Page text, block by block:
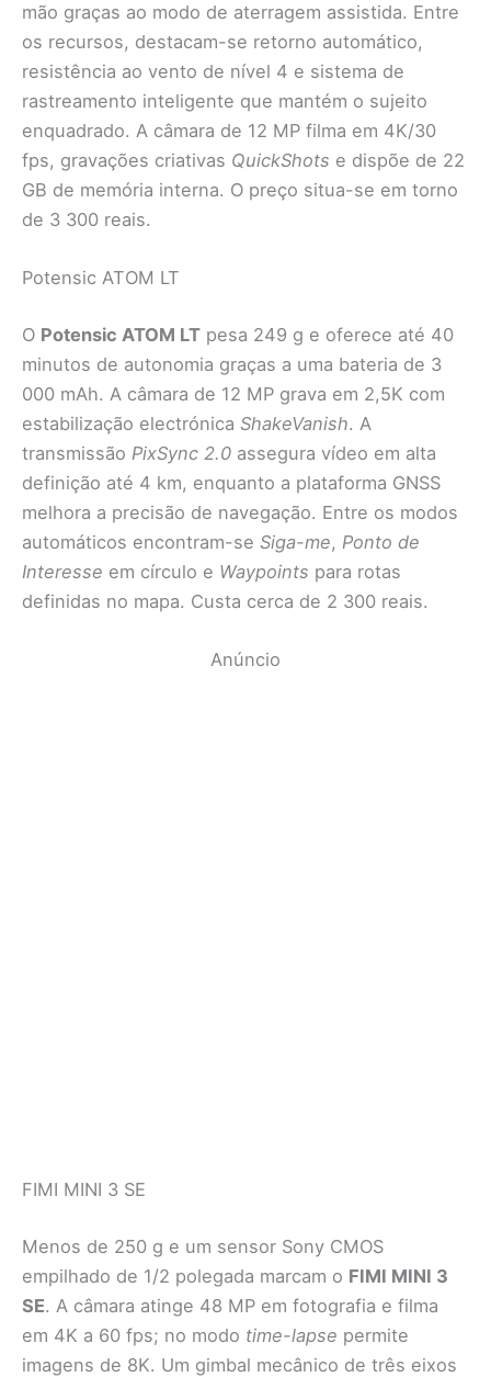
mão graças ao modo de aterragem assistida. Entre
os recursos, destacam-se retorno automático,
resistência ao vento de nível 4 e sistema de
rastreamento inteligente que mantém o sujeito
enquadrado. A câmara de 12 MP filma em 4K/30
fps, gravações criativas QuickShots e dispõe de 22
GB de memória interna. O preço situa-se em torno
de 3 300 reais.
Potensic ATOM LT
O Potensic ATOM LT pesa 249 g e oferece até 40
minutos de autonomia graças a uma bateria de 3
000 mAh. A câmara de 12 MP grava em 2,5K com
estabilização electrónica ShakeVanish. A
transmissão PixSync 2.0 assegura vídeo em alta
definição até 4 km, enquanto a plataforma GNSS
melhora a precisão de navegação. Entre os modos
automáticos encontram-se Siga-me, Ponto de
Interesse em círculo e Waypoints para rotas
definidas no mapa. Custa cerca de 2 300 reais.
Anúncio
FIMI MINI 3 SE
Menos de 250 g e um sensor Sony CMOS
empilhado de 1/2 polegada marcam o FIMI MINI 3
SE. A câmara atinge 48 MP em fotografia e filma
em 4K a 60 fps; no modo time-lapse permite
imagens de 8K. Um gimbal mecânico de três eixos